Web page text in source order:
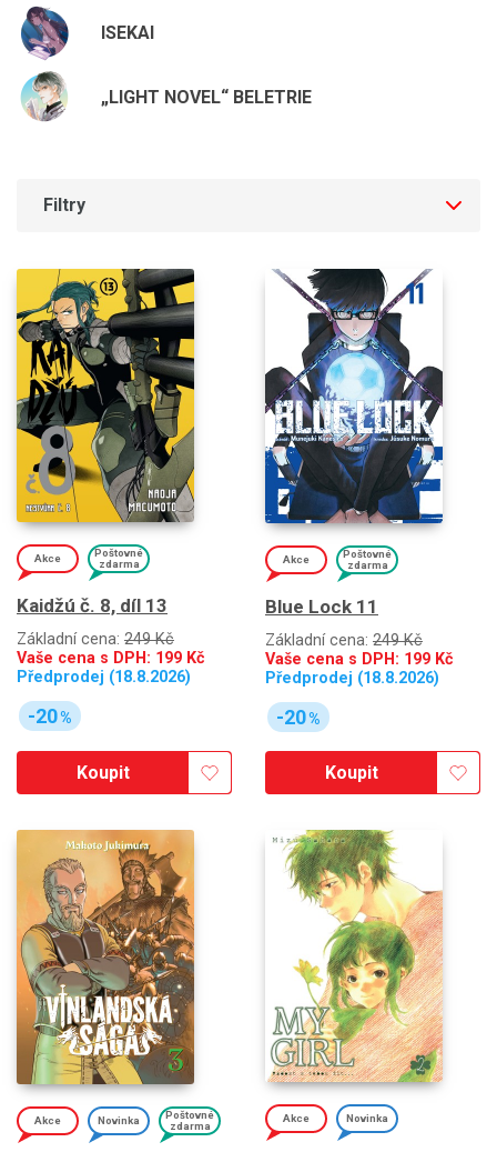
ISEKAI
„LIGHT NOVEL“ BELETRIE
Filtry
Akce
Poštovné
zdarma
Kaidžú č. 8, díl 13
Základní cena: 249 Kč
Vaše cena s DPH: 199 Kč
Předprodej (18.8.2026)
-20%
Koupit
Akce
Poštovné
zdarma
Blue Lock 11
Základní cena: 249 Kč
Vaše cena s DPH: 199 Kč
Předprodej (18.8.2026)
-20%
Koupit
Akce Novinka
Poštovné
zdarma
Akce Novinka